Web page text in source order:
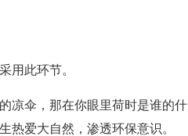
用此环节。
凉伞，那在你眼里荷时是谁的什
热爱大自然，渗透环保意识。